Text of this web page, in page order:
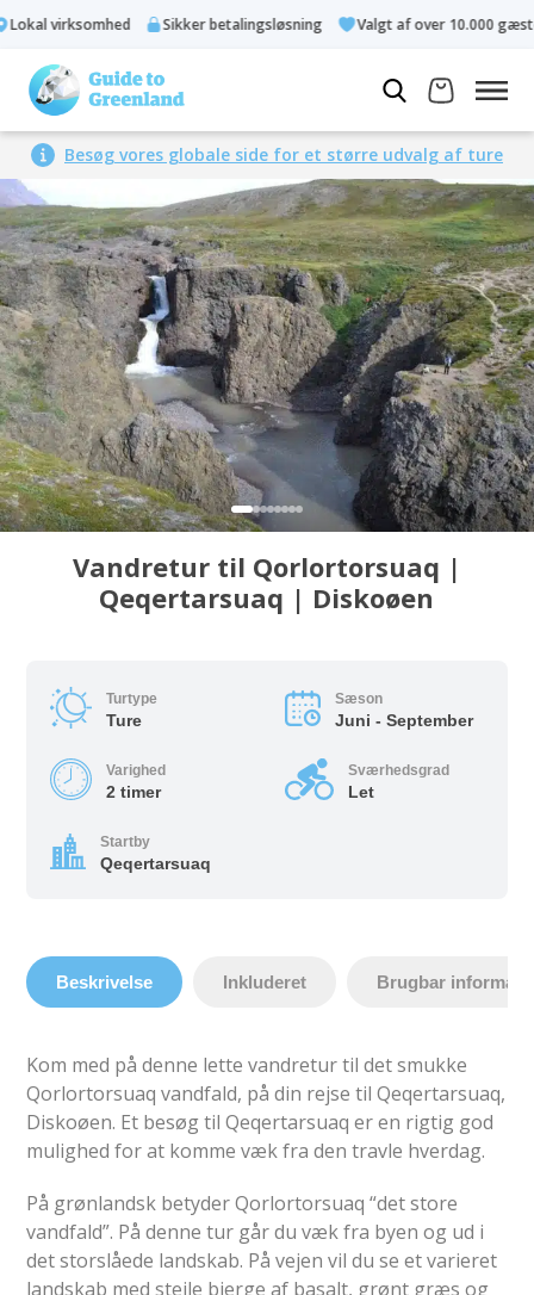
virksomhed Sikker betalingsløsning Valgt af over 10.000 gæster
Besøg vores globale side for et større udvalg af ture
Vandretur til Qorlortorsuaq |
Qeqertarsuaq | Diskoøen
Turtype
Ture
Sæson
Juni - September
Varighed
2 timer
Sværhedsgrad
Let
Startby
Qeqertarsuaq
Beskrivelse Inkluderet Brugbar
Kom med på denne lette vandretur til det smukke
Qorlortorsuaq vandfald, på din rejse til Qeqertarsuaq,
Diskoøen. Et besøg til Qeqertarsuaq er en rigtig god
mulighed for at komme væk fra den travle hverdag.
På grønlandsk betyder Qorlortorsuaq “det store
vandfald”. På denne tur går du væk fra byen og ud i
det storslåede landskab. På vejen vil du se et varieret
landskab med stejle bjerge af basalt, grønt græs og